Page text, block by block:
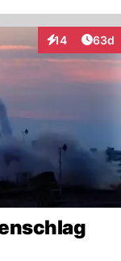
14
Interaktionen
63d